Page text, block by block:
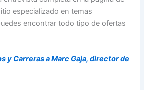
especializado en temas
encontrar todo tipo de ofertas
y Carreras a Marc Gaja, director de